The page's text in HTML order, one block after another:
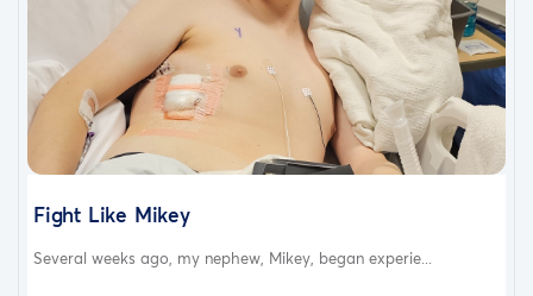
Fight Like Mikey
Several weeks ago, my nephew, Mikey, began experie...